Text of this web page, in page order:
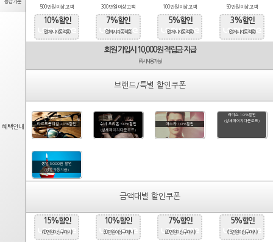
등급기준
500만원 이상 고객
300만원 이상 고객 100만원 이상 고객 50만원 이상 고객
혜택안내
10%할인
(결제시 자동적용)
7%할인
(결제시 자동적용)
5%할인
(결제시 자동적용)
3%할인
(결제시 자동적용)
회원 가입시 10,000원 적립금 지급
(즉시사용가능)
브랜드/특별 할인쿠폰
타르트옵티컬 20%할인
수비 오리온 50%할인
(상세페이지다운로드)
마스카 10%할인
라피스 10%할인
(상세페이지다운로드)
생일 5000원 할인
(당일자동지급)
금액대별 할인쿠폰
15%할인
(40만원 이상 구매시)
10%할인
(30만원 이상 구매시)
7%할인
(20만원 이상 구매시)
5%할인
(15만원 이상 구매시)